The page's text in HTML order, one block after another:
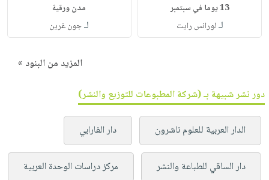
13 يوما في سبتمبر
لـ لورانس رايت
مدن ورقية
لـجون غرين
المزيد من البنود »
دور نشر شبيهة بـ (شركة المطبوعات للتوزيع والنشر)
الدار العربية للعلوم ناشرون دار الفارابي
دار الساقي للطباعة والنشر مركز دراسات الوحدة العربية